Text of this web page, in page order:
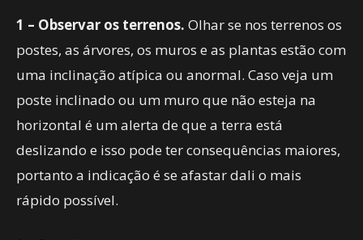
1 – Observar os terrenos. Olhar se nos terrenos os
postes, as árvores, os muros e as plantas estão com
uma inclinação atípica ou anormal. Caso veja um
poste inclinado ou um muro que não esteja na
horizontal é um alerta de que a terra está
deslizando e isso pode ter consequências maiores,
portanto a indicação é se afastar dali o mais
rápido possível.